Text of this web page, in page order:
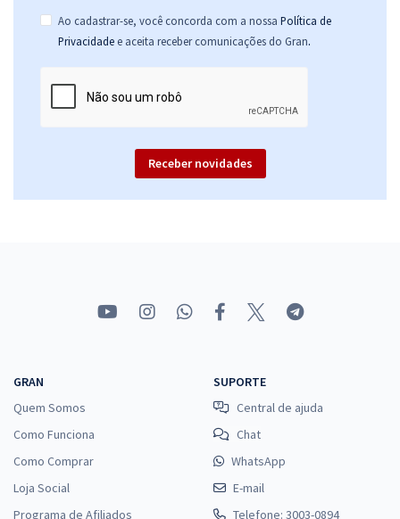
UFRGS - Universidade Federal do Rio Grande do Sul - Conhecimentos
Específicos para Técnico em Assuntos Educacionais
R$ 255,84
21,32
Comprar
ou R$ 499,90 à vista
Curso Específico para Residência em Enfermagem - Paciente Crítico
9,99
ou R$ 119,90 à vista
Comprar
Ao cadastrar-se, você concorda com a nossa Política de
Privacidade e aceita receber comunicações do Gran.
Receber novidades
GRAN
Quem Somos
Como Funciona
Como Comprar
Loja Social
Programa de Afiliados
SUPORTE
Central de ajuda
Chat
WhatsApp
E-mail
Telefone: 3003-0894